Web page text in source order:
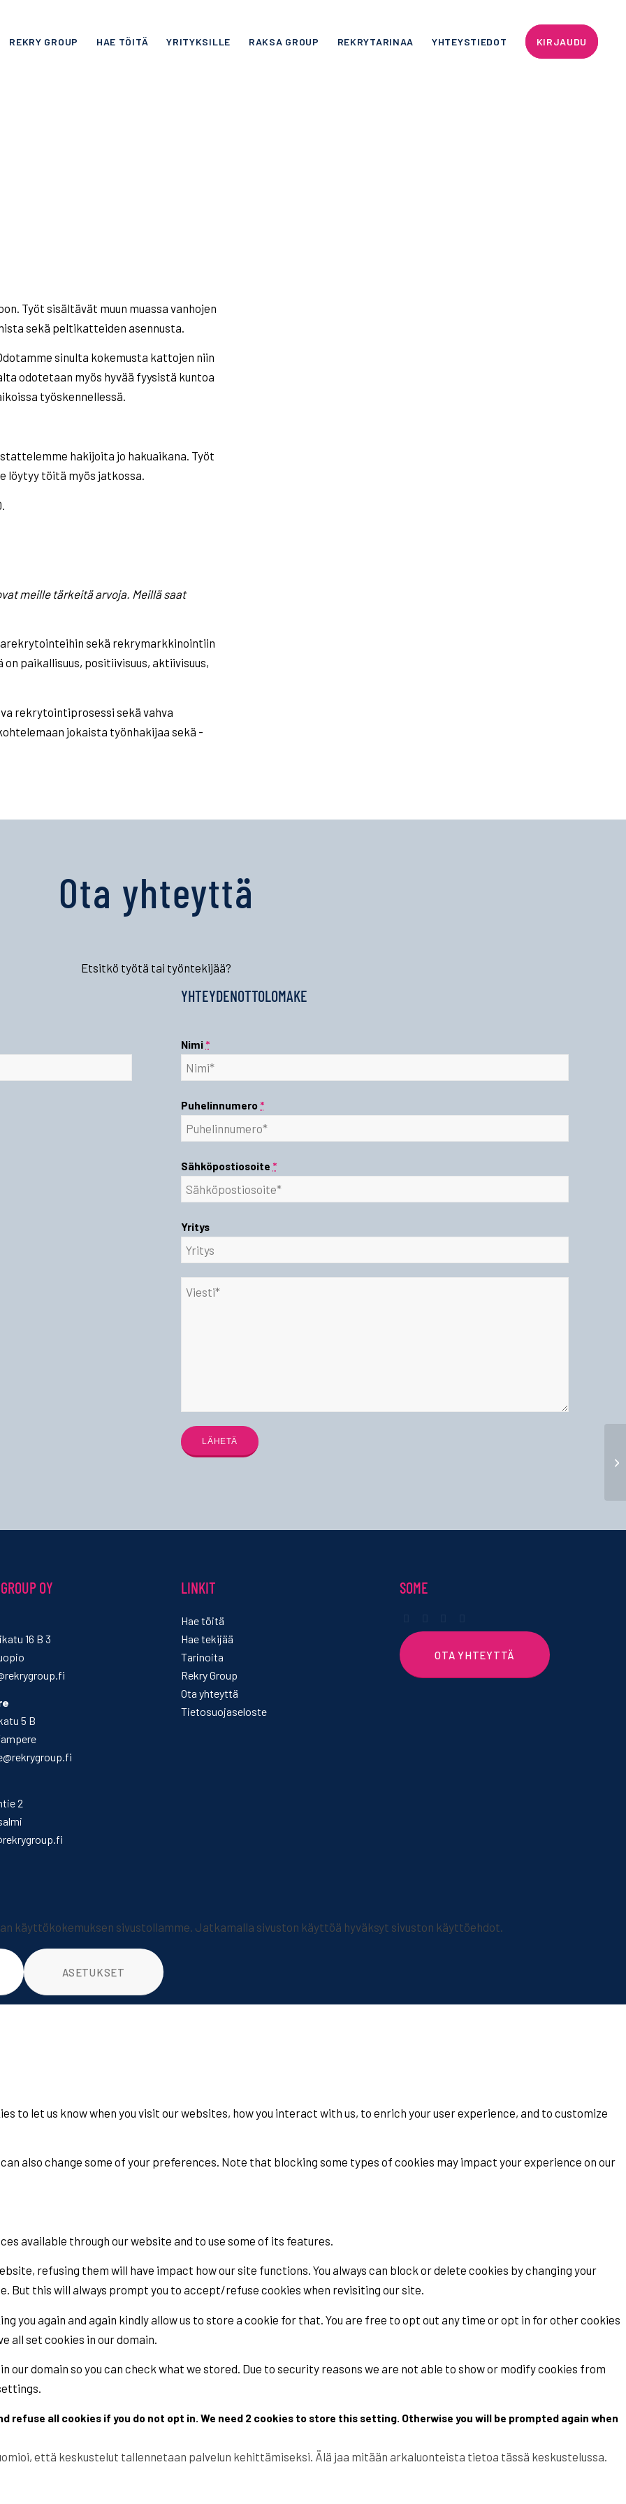
että keskustelut tallennetaan palvelun kehittämiseksi. Älä jaa mitään arkaluonteista tietoa tässä keskustelussa.
REKRY GROUP HAE TÖITÄ YRITYKSILLE RAKSA GROUP REKRYTARINAA YHTEYSTIEDOT KIRJAUDU
Työt sisältävät muun muassa vanhojen
sekä peltikatteiden asennusta.
sinulta kokemusta kattojen niin
odotetaan myös hyvää fyysistä kuntoa
työskennellessä.
hakijoita jo hakuaikana. Työt
löytyy töitä myös jatkossa.
meille tärkeitä arvoja. Meillä saat
sekä rekrymarkkinointiin
paikallisuus, positiivisuus, aktiivisuus,
rekrytointiprosessi sekä vahva
jokaista työnhakijaa sekä -
Ota yhteyttä
Etsitkö työtä tai työntekijää?
YHTEYDENOTTOLOMAKE
Nimi*
Puhelinnumero*
Sähköpostiosoite*
Yritys
OY
16 B 3
5 B
2
LINKIT
Hae töitä
Hae tekijää
Tarinoita
Rekry Group
Ota yhteyttä
Tietosuojaseloste
SOME
OTA YHTEYTTÄ
käyttökokemuksen sivustollamme. Jatkamalla sivuston käyttöä hyväksyt sivuston käyttöehdot.
ASETUKSET
to let us know when you visit our websites, how you interact with us, to enrich your user experience, and to customize
also change some of your preferences. Note that blocking some types of cookies may impact your experience on our
available through our website and to use some of its features.
refusing them will have impact how our site functions. You always can block or delete cookies by changing your
But this will always prompt you to accept/refuse cookies when revisiting our site.
you again and again kindly allow us to store a cookie for that. You are free to opt out any time or opt in for other cookies
all set cookies in our domain.
our domain so you can check what we stored. Due to security reasons we are not able to show or modify cookies from
refuse all cookies if you do not opt in. We need 2 cookies to store this setting. Otherwise you will be prompted again when